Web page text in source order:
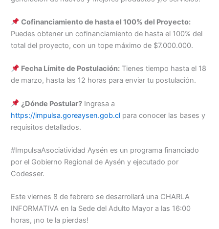
Cofinanciamiento de hasta el 100% del Proyecto:
Puedes obtener un cofinanciamiento de hasta el 100% del
total del proyecto, con un tope máximo de $7.000.000.
Fecha Límite de Postulación: Tienes tiempo hasta el 18
de marzo, hasta las 12 horas para enviar tu postulación.
¿Dónde Postular? Ingresa a
https://impulsa.goreaysen.gob.cl para conocer las bases y
requisitos detallados.
#ImpulsaAsociatividad Aysén es un programa financiado
por el Gobierno Regional de Aysén y ejecutado por
Codesser.
Este viernes 8 de febrero se desarrollará una CHARLA
INFORMATIVA en la Sede del Adulto Mayor a las 16:00
horas, ¡no te la pierdas!